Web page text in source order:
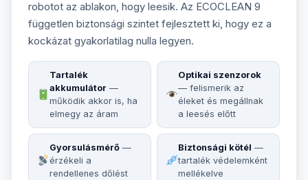
robotot az ablakon, hogy leesik. Az ECOCLEAN 9
független biztonsági szintet fejlesztett ki, hogy ez a
kockázat gyakorlatilag nulla legyen.
Tartalék
akkumulátor —
működik akkor is, ha
elmegy az áram
Optikai szenzorok
— felismerik az
éleket és megállnak
a leesés előtt
Gyorsulásmérő —
érzékeli a
rendellenes dőlést
Biztonsági kötél —
tartalék védelemként
mellékelve